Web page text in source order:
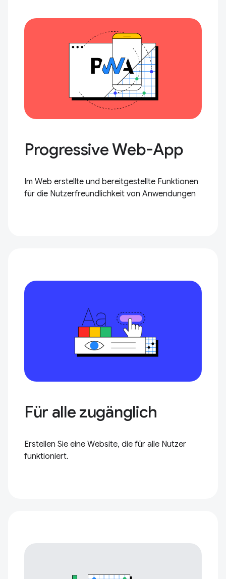
Progressive Web-App
Im Web erstellte und bereitgestellte Funktionen
für die Nutzerfreundlichkeit von Anwendungen
Für alle zugänglich
Erstellen Sie eine Website, die für alle Nutzer
funktioniert.